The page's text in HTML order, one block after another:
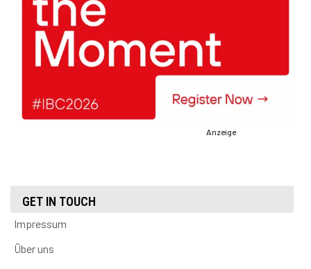
Anzeige
GET IN TOUCH
Impressum
Über uns